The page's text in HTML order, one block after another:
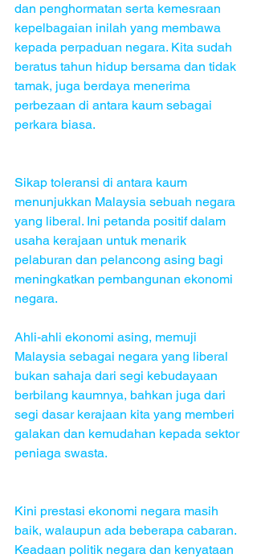
dan penghormatan serta kemesraan
kepelbagaian inilah yang membawa
kepada perpaduan negara. Kita sudah
beratus tahun hidup bersama dan tidak
tamak, juga berdaya menerima
perbezaan di antara kaum sebagai
perkara biasa.
Sikap toleransi di antara kaum
menunjukkan Malaysia sebuah negara
yang liberal. Ini petanda positif dalam
usaha kerajaan untuk menarik
pelaburan dan pelancong asing bagi
meningkatkan pembangunan ekonomi
negara.
Ahli-ahli ekonomi asing, memuji
Malaysia sebagai negara yang liberal
bukan sahaja dari segi kebudayaan
berbilang kaumnya, bahkan juga dari
segi dasar kerajaan kita yang memberi
galakan dan kemudahan kepada sektor
peniaga swasta.
Kini prestasi ekonomi negara masih
baik, walaupun ada beberapa cabaran.
Keadaan politik negara dan kenyataan